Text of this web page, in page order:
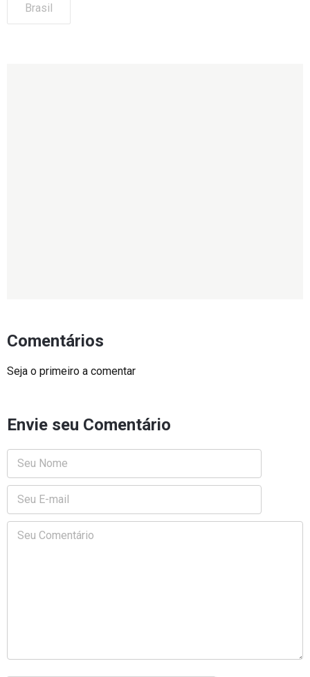
Brasil
Comentários
Seja o primeiro a comentar
Envie seu Comentário